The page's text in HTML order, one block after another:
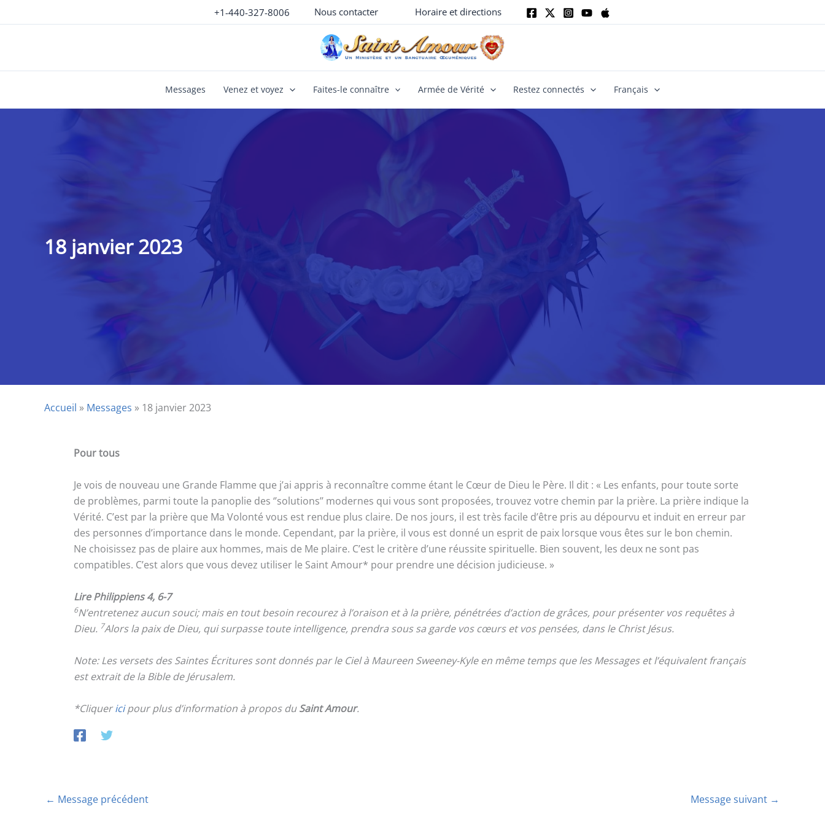
au
+1-440-327-8006 Nous contacter Horaire et directions
Messages Venez et voyez Faites-le connaître Armée de Vérité Restez connectés Français
18 janvier 2023
Accueil » Messages » 18 janvier 2023
Pour tous
Je vois de nouveau une Grande Flamme que j’ai appris à reconnaître comme étant le Cœur de Dieu le Père. Il dit : « Les enfants, pour toute sorte
de problèmes, parmi toute la panoplie des ‘’solutions’’ modernes qui vous sont proposées, trouvez votre chemin par la prière. La prière indique la
Vérité. C’est par la prière que Ma Volonté vous est rendue plus claire. De nos jours, il est très facile d’être pris au dépourvu et induit en erreur par
des personnes d’importance dans le monde. Cependant, par la prière, il vous est donné un esprit de paix lorsque vous êtes sur le bon chemin.
Ne choisissez pas de plaire aux hommes, mais de Me plaire. C’est le critère d’une réussite spirituelle. Bien souvent, les deux ne sont pas
compatibles. C’est alors que vous devez utiliser le Saint Amour* pour prendre une décision judicieuse. »
Lire Philippiens 4, 6-7
6N’entretenez aucun souci; mais en tout besoin recourez à l’oraison et à la prière, pénétrées d’action de grâces, pour présenter vos requêtes à
Dieu. 7Alors la paix de Dieu, qui surpasse toute intelligence, prendra sous sa garde vos cœurs et vos pensées, dans le Christ Jésus.
Note: Les versets des Saintes Écritures sont donnés par le Ciel à Maureen Sweeney-Kyle en même temps que les Messages et l’équivalent français
est extrait de la Bible de Jérusalem.
*Cliquericipour plus d’information à propos duSaint Amour.
← Message précédent Message suivant →